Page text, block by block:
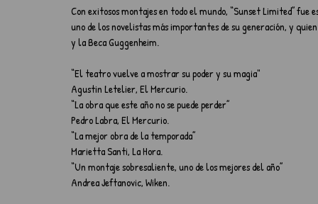
Con exitosos montajes en todo el mundo, “Sunset Limited”
uno de los novelistas más importantes de su generación, y
y la Beca Guggenheim.
“El teatro vuelve a mostrar su poder y su magia"
Agustin Letelier, El Mercurio.
“La obra que este año no se puede perder”
Pedro Labra, El Mercurio.
“La mejor obra de la temporada”
Marietta Santi, La Hora.
“Un montaje sobresaliente, uno de los mejores del año”
Andrea Jeftanovic, Wiken.